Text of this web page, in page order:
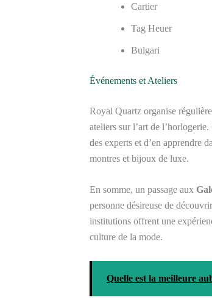
Cartier
Tag Heuer
Bulgari
Événements et Ateliers
Royal Quartz organise
ateliers sur l’art de
des experts et d’en apprendre
montres et bijoux de luxe.
En somme, un passage aux
personne désireuse de
institutions offrent une
culture de la mode.
Quelle est la meilleure